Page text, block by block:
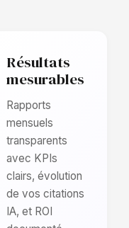
Résultats
mesurables
Rapports
mensuels
transparents
avec KPIs
clairs, évolution
de vos citations
IA, et ROI